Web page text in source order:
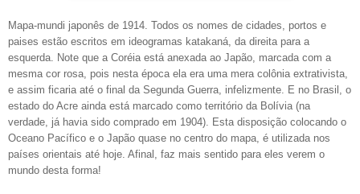
Mapa-mundi japonês de 1914. Todos os nomes de cidades, portos e
paises estão escritos em ideogramas katakaná, da direita para a
esquerda. Note que a Coréia está anexada ao Japão, marcada com a
mesma cor rosa, pois nesta época ela era uma mera colônia extrativista,
e assim ficaria até o final da Segunda Guerra, infelizmente. E no Brasil, o
estado do Acre ainda está marcado como território da Bolívia (na
verdade, já havia sido comprado em 1904). Esta disposição colocando o
Oceano Pacífico e o Japão quase no centro do mapa, é utilizada nos
países orientais até hoje. Afinal, faz mais sentido para eles verem o
mundo desta forma!